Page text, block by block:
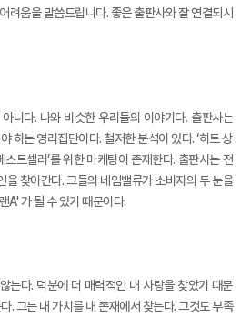
려움을 말씀드립니다. 좋은 출판사와 잘 연결되시
니다. 나와 비슷한 우리들의 이야기다. 출판사는
하는 영리집단이다. 철저한 분석이 있다. ‘히트 상
스트셀러’를 위한 마케팅이 존재한다. 출판사는 전
을 찾아간다. 그들의 네임밸류가 소비자의 두 눈을
A' 가 될 수 있기 때문이다.
는다. 덕분에 더 매력적인 내 사랑을 찾았기 때문
. 그는 내 가치를 내 존재에서 찾는다. 그것도 부족